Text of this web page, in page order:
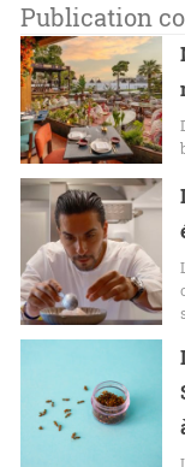
Publication